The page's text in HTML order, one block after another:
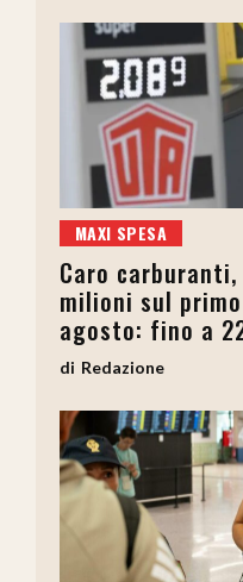
MAXI SPESA
Caro
milioni sul
agosto: fino a
Redazione